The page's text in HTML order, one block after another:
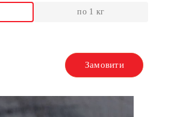
по 1 кг
Замовити